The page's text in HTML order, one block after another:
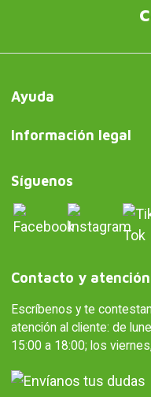
Ayuda
Información legal
Síguenos
Contacto y
Escríbenos y te
atención al cliente: de
15:00 a 18:00; los